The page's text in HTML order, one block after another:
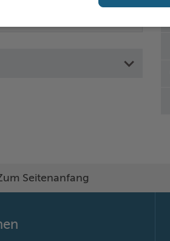
Seitenanfang